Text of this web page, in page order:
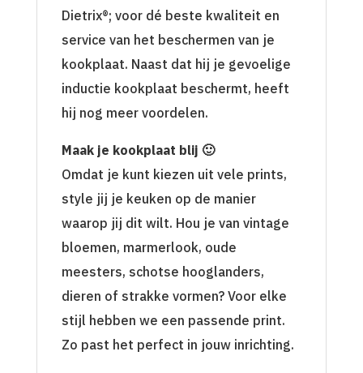
Dietrix®; voor dé beste kwaliteit en
service van het beschermen van je
kookplaat. Naast dat hij je gevoelige
inductie kookplaat beschermt, heeft
hij nog meer voordelen.
Maak je kookplaat blij 🙂
Omdat je kunt kiezen uit vele prints,
style jij je keuken op de manier
waarop jij dit wilt. Hou je van vintage
bloemen, marmerlook, oude
meesters, schotse hooglanders,
dieren of strakke vormen? Voor elke
stijl hebben we een passende print.
Zo past het perfect in jouw inrichting.